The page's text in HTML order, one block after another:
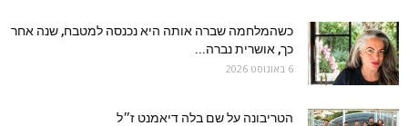
כשהמלחמה שברה אותה היא נכנסה למטבח, שנה אחר
כך, אושרית נברה...
6 באוגוסט 2026
הטריבונה על שם בלה דיאמנט ז״ל